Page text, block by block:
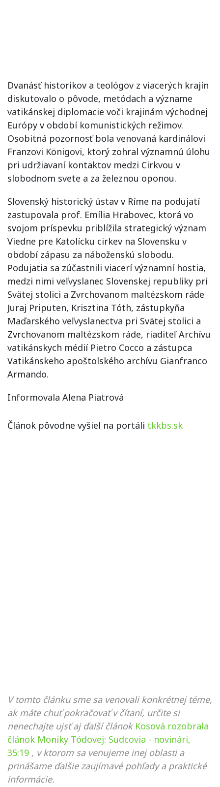
Dvanásť historikov a teológov z viacerých krajín
diskutovalo o pôvode, metódach a význame
vatikánskej diplomacie voči krajinám východnej
Európy v období komunistických režimov.
Osobitná pozornosť bola venovaná kardinálovi
Franzovi Königovi, ktorý zohral významnú úlohu
pri udržiavaní kontaktov medzi Cirkvou v
slobodnom svete a za železnou oponou.
Slovenský historický ústav v Ríme na podujatí
zastupovala prof. Emília Hrabovec, ktorá vo
svojom príspevku priblížila strategický význam
Viedne pre Katolícku cirkev na Slovensku v
období zápasu za náboženskú slobodu.
Podujatia sa zúčastnili viacerí významní hostia,
medzi nimi veľvyslanec Slovenskej republiky pri
Svätej stolici a Zvrchovanom maltézskom ráde
Juraj Priputen, Krisztina Tóth, zástupkyňa
Maďarského veľvyslanectva pri Svätej stolici a
Zvrchovanom maltézskom ráde, riaditeľ Archívu
vatikánskych médií Pietro Cocco a zástupca
Vatikánskeho apoštolského archívu Gianfranco
Armando.
Informovala Alena Piatrová
Článok pôvodne vyšiel na portáli tkkbs.sk
V tomto článku sme sa venovali konkrétnej téme,
ak máte chuť pokračovať v čítaní, určite si
nenechajte ujsť aj ďalší článok Kosová rozobrala
článok Moniky Tódovej: Sudcovia - novinári,
35:19 , v ktorom sa venujeme inej oblasti a
prinášame ďalšie zaujímavé pohľady a praktické
informácie.